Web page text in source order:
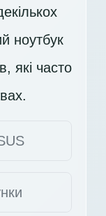
ноутбук
які часто